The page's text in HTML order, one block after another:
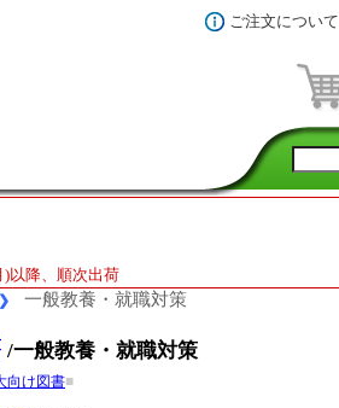
ご注文について
以降、順次出荷
一般教養・就職対策
/一般教養・就職対策
向け図書■